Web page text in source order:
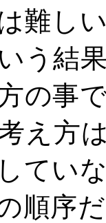
難し
う結
の事
え方
てい
順序